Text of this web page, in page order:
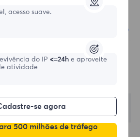
the proxy.
acesso suave.
do IP <=24h e aproveite
atividade
se agora
500 milhões de tráfego